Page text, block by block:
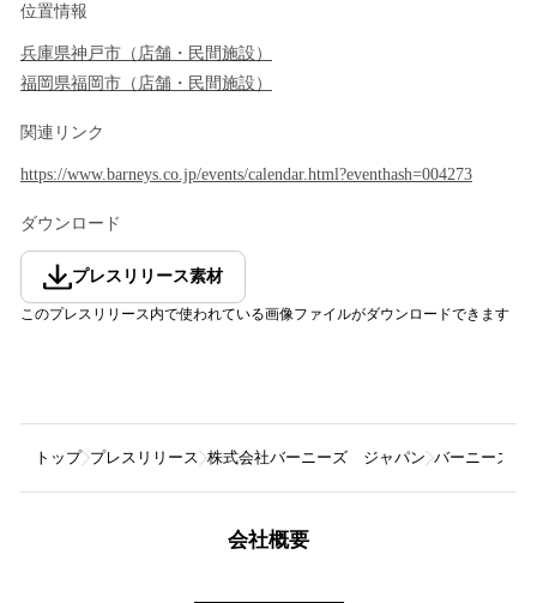
位置情報
兵庫県神戸市 （ 店舗・民間施設 ）
福岡県福岡市 （ 店舗・民間施設 ）
関連リンク
https://www.barneys.co.jp/events/calendar.html?eventhash=004273
ダウンロード
プレスリリース素材
このプレスリリース内で使われている画像ファイルがダウンロードできます
トップ プレスリリース 株式会社バーニーズ ジャパン バーニーズ
会社概要